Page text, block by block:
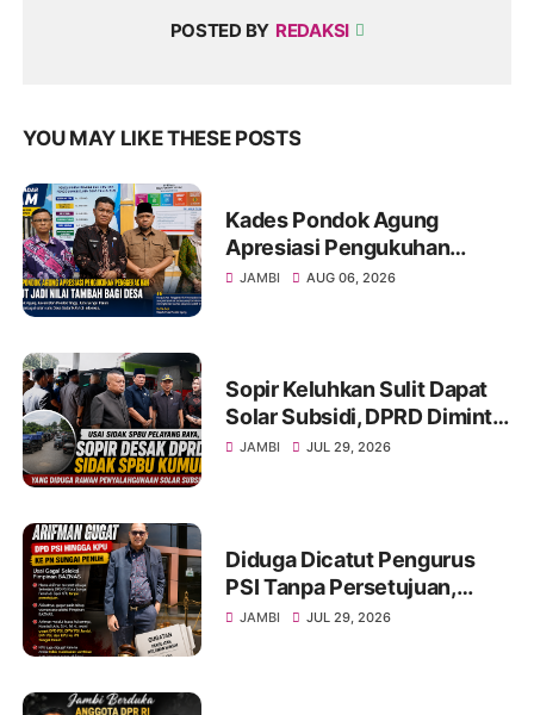
POSTED BY REDAKSI
YOU MAY LIKE THESE POSTS
Kades Pondok Agung
Apresiasi Pengukuhan
Penggerak HAM, Sebut Jadi
JAMBI AUG 06, 2026
Sopir Keluhkan Sulit Dapat
Solar Subsidi, DPRD Diminta
Sidak SPBU Kumun
JAMBI JUL 29, 2026
Diduga Dicatut Pengurus
PSI Tanpa Persetujuan,
Arifman Resmi Gugat DPD
JAMBI JUL 29, 2026